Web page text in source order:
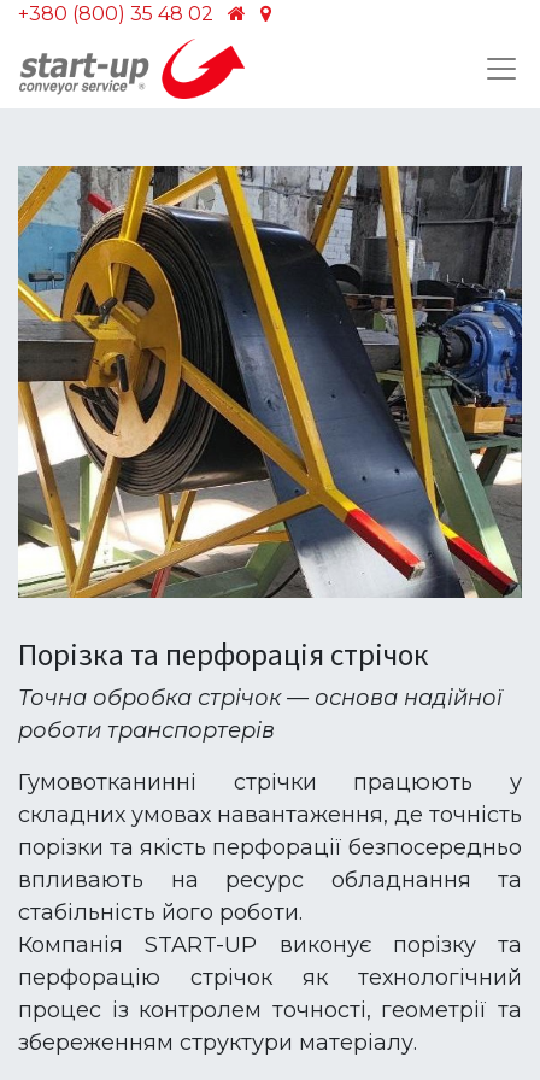
+380 (800) 35 48 02
Порізка та перфорація стрічок
Точна обробка стрічок — основа надійної
роботи транспортерів
Гумовотканинні стрічки працюють у
складних умовах навантаження, де точність
порізки та якість перфорації безпосередньо
впливають на ресурс обладнання та
стабільність його роботи.
Компанія START-UP виконує порізку та
перфорацію стрічок як технологічний
процес із контролем точності, геометрії та
збереженням структури матеріалу.